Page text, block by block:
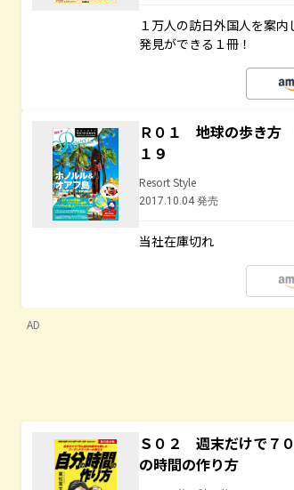
１万人の訪日外国人を案
発見ができる１冊！
Ｒ０１ 地球の歩き方
１９
Resort Style
2017.10.04 発売
当社在庫切れ
AD
Ｓ０２ 週末だけで７
の時間の作り方